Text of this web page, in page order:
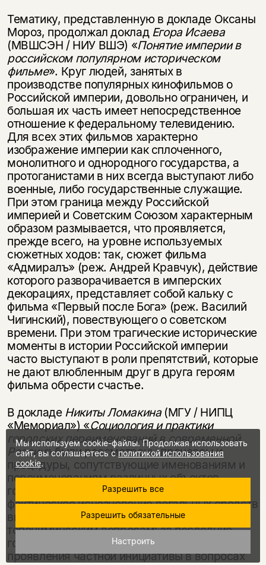
Тематику, представленную в докладе Оксаны
Мороз, продолжал доклад Егора Исаева
(МВШСЭН / НИУ ВШЭ) «Понятие империи в
российском популярном историческом
фильме». Круг людей, занятых в
производстве популярных кино­фильмов о
Российской империи, довольно ограничен, и
большая их часть имеет непосредственное
отношение к федеральному телевидению.
Для всех этих филь­мов характерно
изображение империи как сплоченного,
монолитного и однородного государства, а
протоганистами в них всегда выступают либо
военные, либо государственные служащие.
При этом граница между Российской
империей и Советским Союзом характерным
образом размывается, что проявляется,
прежде всего, на уровне используемых
сюжетных ходов: так, сюжет фильма
«Адмиралъ» (реж. Андрей Кравчук), действие
которого разворачивается в им­перских
декорациях, представляет собой кальку с
фильма «Первый после Бога» (реж. Василий
Чигинский), повествующего о советском
времени. При этом тра­гические исторические
моменты в истории Российской империи
часто высту­пают в роли препятствий, которые
не дают влюбленным друг в друга героям
фильма обрести счастье.
В докладе Никиты Ломакина (МГУ / НИПЦ
«Мемориал») «Социология и практики
городских переименований в современной
России» были рассмотрены про­цессы и
процедуры, сопутствующие именованиям и
переименованиям различных объектов
городской топонимики. Докладчик отметил
фактическое исчезновение легальных средств
выражения общественного мнения по
топонимическим вопро­сам: за последние
годы было увеличено число барьеров для
проявления частной инициативы в вопросах
Мы используем cookie-файлы. Продолжая использовать
сайт, вы соглашаетесь с политикой использования
cookie.
Разрешить все
Разрешить обязательные
Настроить